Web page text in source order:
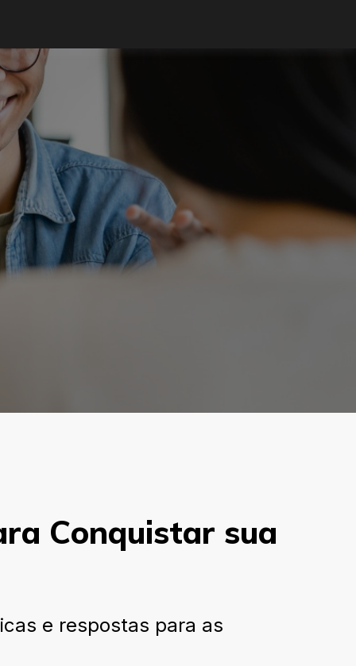
Conquistar sua
e respostas para as